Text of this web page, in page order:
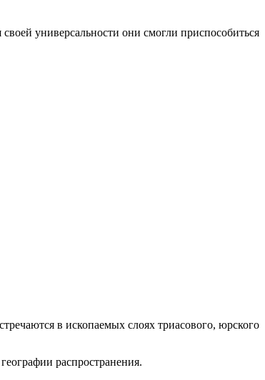
универсальности они смогли приспособиться
в ископаемых слоях триасового, юрского
распространения.